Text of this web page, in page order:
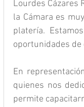
Lourdes Cázares
la Cámara es
platería.
oportunidades de
En
quienes nos
permite